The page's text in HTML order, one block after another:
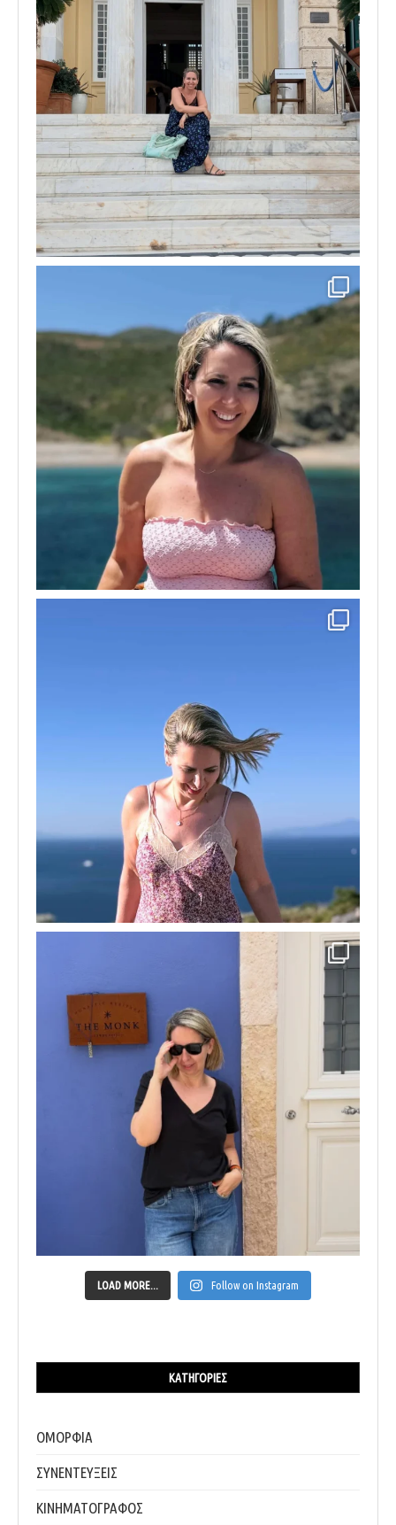
LOAD MORE... Follow on Instagram
ΚΑΤΗΓΟΡΊΕΣ
ΟΜΟΡΦΙΑ
ΣΥΝΕΝΤΕΥΞΕΙΣ
ΚΙΝΗΜΑΤΟΓΡΑΦΟΣ